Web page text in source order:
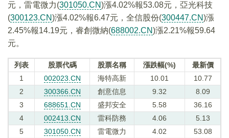
元，雷電微力(301050.CN)漲4.02%報53.08元，亞光科技
(300123.CN)漲4.02%報6.47元，全信股份(300447.CN)漲
2.45%報14.19元，睿創微納(688002.CN)漲2.21%報59.64
元。
列表 股票代碼 股票名稱 漲跌幅(%)
最新價
1
002023.CN 海特高新 10.01
10.77
2
300366.CN 創意信息 9.32
8.09
3
688651.CN 盛邦安全 5.58
36.16
4
002413.CN 雷科防務 4.06
5.13
5
301050.CN 雷電微力 4.02
53.08